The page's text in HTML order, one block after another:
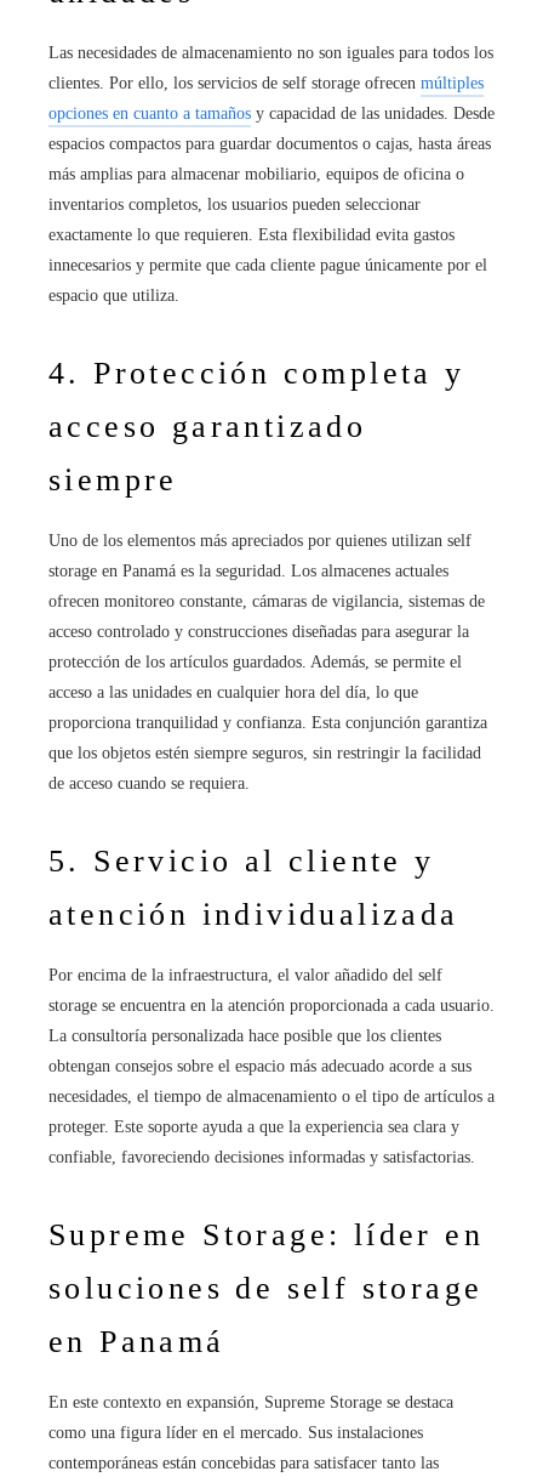
Las necesidades de almacenamiento no son iguales para todos los
clientes. Por ello, los servicios de self storage ofrecen múltiples
opciones en cuanto a tamaños y capacidad de las unidades. Desde
espacios compactos para guardar documentos o cajas, hasta áreas
más amplias para almacenar mobiliario, equipos de oficina o
inventarios completos, los usuarios pueden seleccionar
exactamente lo que requieren. Esta flexibilidad evita gastos
innecesarios y permite que cada cliente pague únicamente por el
espacio que utiliza.
4. Protección completa y
acceso garantizado
siempre
Uno de los elementos más apreciados por quienes utilizan self
storage en Panamá es la seguridad. Los almacenes actuales
ofrecen monitoreo constante, cámaras de vigilancia, sistemas de
acceso controlado y construcciones diseñadas para asegurar la
protección de los artículos guardados. Además, se permite el
acceso a las unidades en cualquier hora del día, lo que
proporciona tranquilidad y confianza. Esta conjunción garantiza
que los objetos estén siempre seguros, sin restringir la facilidad
de acceso cuando se requiera.
5. Servicio al cliente y
atención individualizada
Por encima de la infraestructura, el valor añadido del self
storage se encuentra en la atención proporcionada a cada usuario.
La consultoría personalizada hace posible que los clientes
obtengan consejos sobre el espacio más adecuado acorde a sus
necesidades, el tiempo de almacenamiento o el tipo de artículos a
proteger. Este soporte ayuda a que la experiencia sea clara y
confiable, favoreciendo decisiones informadas y satisfactorias.
Supreme Storage: líder en
soluciones de self storage
en Panamá
En este contexto en expansión, Supreme Storage se destaca
como una figura líder en el mercado. Sus instalaciones
contemporáneas están concebidas para satisfacer tanto las